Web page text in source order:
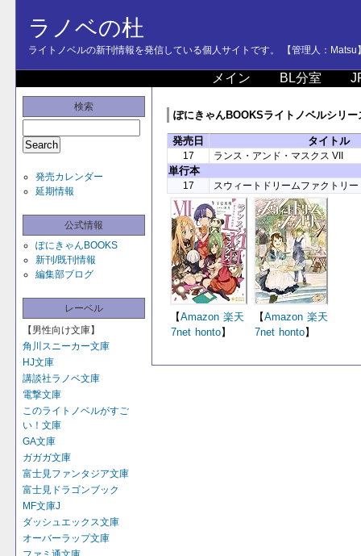
ラノベの杜
ライトノベルの新刊情報を発信している個人サイトです。 【管理人：Matsu
メイン BL分室
検索
発売カレンダー
延期情報
公式情報
ぽにきゃんBOOKS
新刊/既刊情報
編集部ブログ
レーベル
【男性向け文庫】
角川スニーカー文庫
HJ文庫
講談社ラノベ文庫
電撃文庫
このライトノベルがすご
い！文庫
GA文庫
ガガガ文庫
富士見ファンタジア文庫
富士見ドラゴンブック
MF文庫J
ダッシュエックス文庫
オーバーラップ文庫
ぽにきゃんBOOKSライトノベルシリー
発売日 タイトル
17 ランス・アンド・マスクス VII
単行本
17 スウィートドリームファクトリー
【Amazon 楽天
7net honto】
【Amazon 楽天
7net honto】